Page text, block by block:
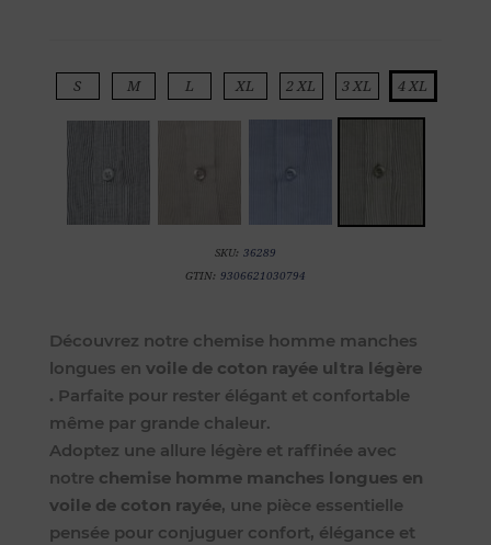
S M L XL 2 XL 3 XL 4 XL
SKU: 36289
GTIN: 9306621030794
Découvrez notre chemise homme manches
longues en voile de coton rayée ultra légère
. Parfaite pour rester élégant et confortable
même par grande chaleur.
Adoptez une allure légère et raffinée avec
notre chemise homme manches longues en
voile de coton rayée, une pièce essentielle
pensée pour conjuguer confort, élégance et